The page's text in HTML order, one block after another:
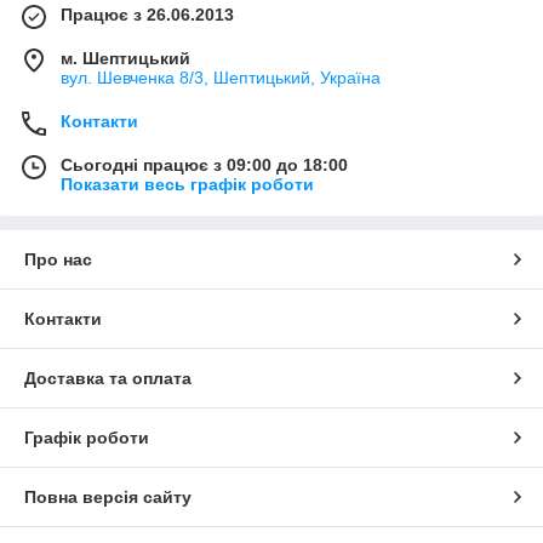
Працює з 26.06.2013
м. Шептицький
вул. Шевченка 8/3, Шептицький, Україна
Контакти
Сьогодні працює з 09:00 до 18:00
Показати весь графік роботи
Про нас
Контакти
Доставка та оплата
Графік роботи
Повна версія сайту